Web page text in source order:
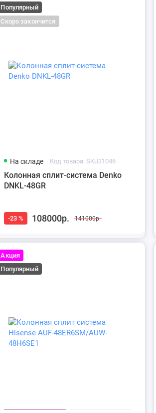
Популярный
Скоро закончится
На складе Код товара: SKU31046
Колонная сплит-система Denko
DNKL-48GR
-23 % 108000р. 141000р.
Акция
Популярный